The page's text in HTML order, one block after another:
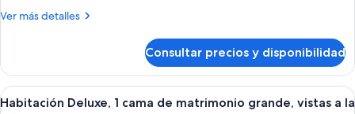
camas
View)
Ver más detalles
Más
familiar,
varias
camas
Consultar precios y disponibilidad
Abrir
Habitación de hotel con una cama
6
Habitación Deluxe, 1 cama de matrimonio grande, vistas a la